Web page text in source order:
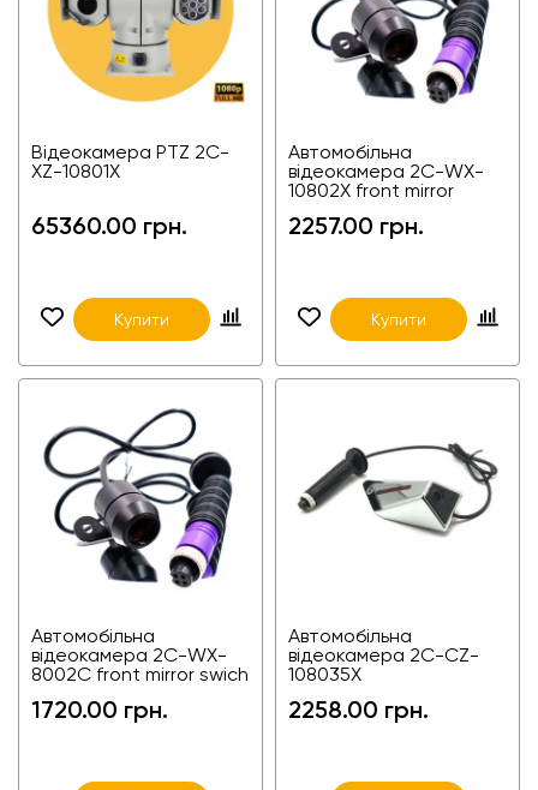
Відеокамера PTZ 2С-
XZ-10801X
65360.00 грн.
Купити
Автомобільна
відеокамера 2С-WX-
10802X front mirror
2257.00 грн.
Купити
Автомобільна
відеокамера 2С-WX-
8002C front mirror swich
комерційного легкового
1720.00 грн.
Автомобільна
відеокамера 2C-CZ-
108035X
2258.00 грн.